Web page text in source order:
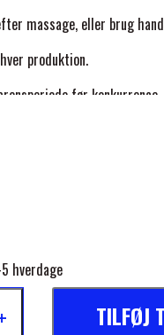
massage, eller brug
produktion.
før konkurrence.
hverdage
TILFØJ